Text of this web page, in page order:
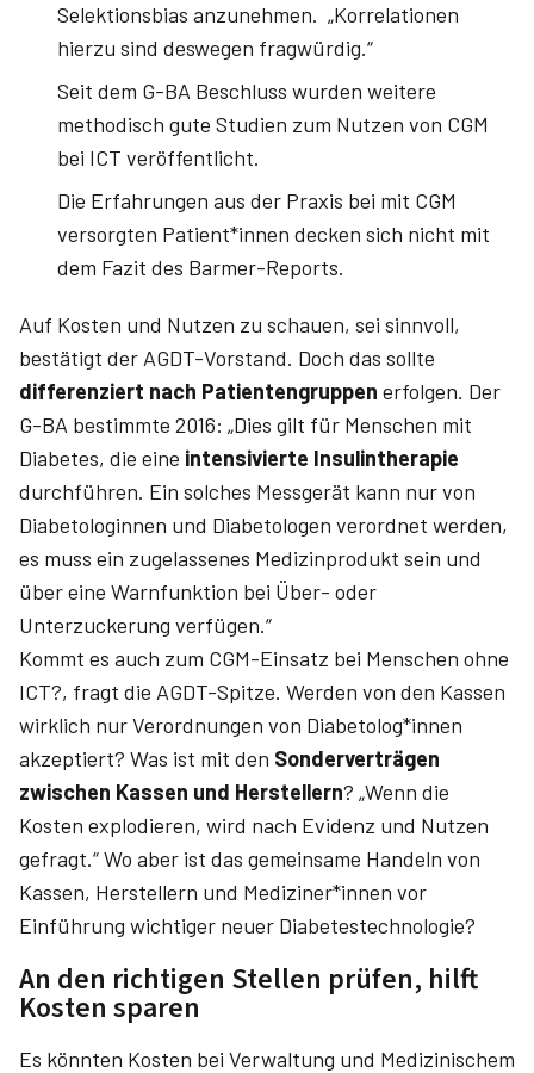
Selektionsbias anzunehmen. „Korrelationen
hierzu sind deswegen fragwürdig.“
Seit dem G-BA Beschluss wurden weitere
methodisch gute Studien zum Nutzen von CGM
bei ICT veröffentlicht.
Die Erfahrungen aus der Praxis bei mit CGM
versorgten Patient*innen decken sich nicht mit
dem Fazit des Barmer-Reports.
Auf Kosten und Nutzen zu schauen, sei sinnvoll,
bestätigt der AGDT-Vorstand. Doch das sollte
differenziert nach Patientengruppen erfolgen. Der
G-BA bestimmte 2016: „Dies gilt für Menschen mit
Diabetes, die eine intensivierte Insulintherapie
durchführen. Ein solches Messgerät kann nur von
Diabetologinnen und Diabetologen verordnet werden,
es muss ein zugelassenes Medizinprodukt sein und
über eine Warnfunktion bei Über- oder
Unterzuckerung verfügen.“
Kommt es auch zum CGM-Einsatz bei Menschen ohne
ICT?, fragt die AGDT-Spitze. Werden von den Kassen
wirklich nur Verordnungen von Diabetolog*innen
akzeptiert? Was ist mit den Sonderverträgen
zwischen Kassen und Herstellern? „Wenn die
Kosten explodieren, wird nach Evidenz und Nutzen
gefragt.“ Wo aber ist das gemeinsame Handeln von
Kassen, Herstellern und Mediziner*innen vor
Einführung wichtiger neuer Diabetestechnologie?
An den richtigen Stellen prüfen, hilft
Kosten sparen
Es könnten Kosten bei Verwaltung und Medizinischem